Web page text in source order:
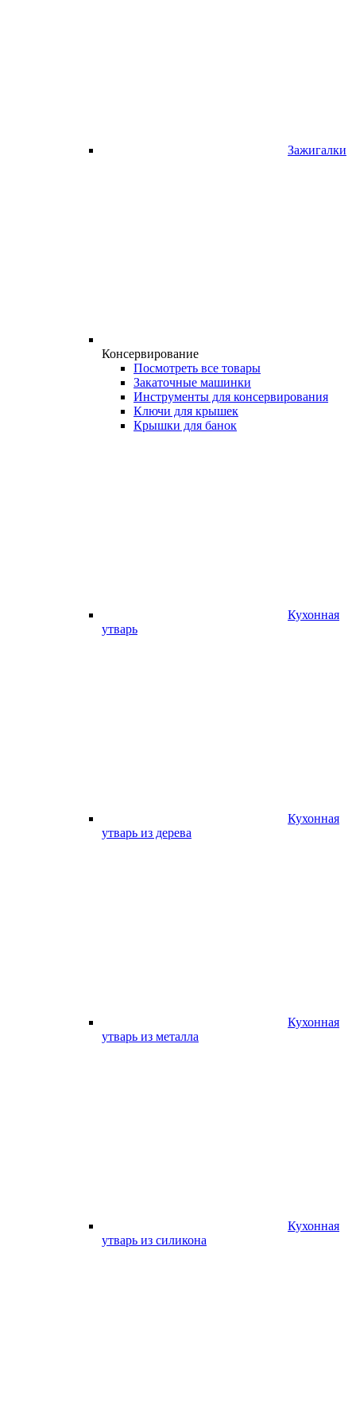
Зажигалки
Консервирование
Посмотреть все товары
Закаточные машинки
Инструменты для консервирования
Ключи для крышек
Крышки для банок
Кухонная
утварь
Кухонная
утварь из дерева
Кухонная
утварь из металла
Кухонная
утварь из силикона